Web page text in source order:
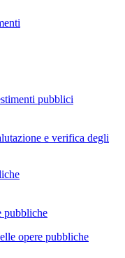
pubblici
e verifica degli
pubbliche
opere pubbliche